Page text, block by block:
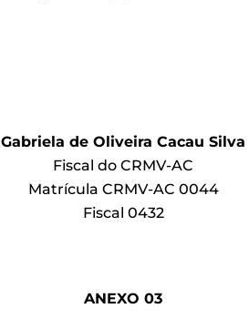
Gabriela de Oliveira Cacau Silva
Fiscal do CRMV-AC
Matrícula CRMV-AC 0044
Fiscal 0432
ANEXO 03